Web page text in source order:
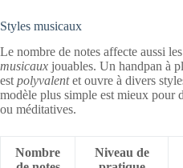
Styles musicaux
Le nombre de notes affecte aussi les
musicaux jouables. Un handpan à
est polyvalentet ouvre à divers
modèle plus simple est mieux pour
ou méditatives.
Nombre
Niveau de